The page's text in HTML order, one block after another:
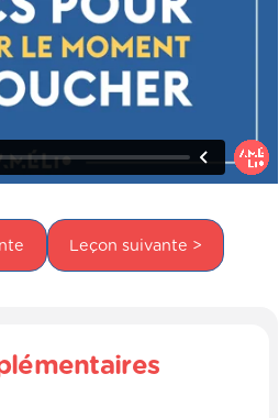
Leçon suivante >